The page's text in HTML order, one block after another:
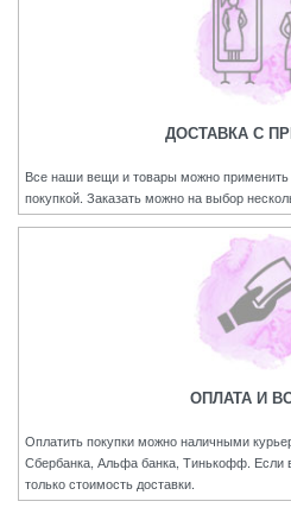
ДОСТАВКА С
Все наши вещи и товары можно применить
покупкой. Заказать можно на выбор
ОПЛАТА И
Оплатить покупки можно наличными
Сбербанка, Альфа банка, Тинькофф. Если
только стоимость доставки.